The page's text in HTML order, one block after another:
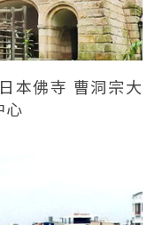
本佛寺 曹洞宗大
心